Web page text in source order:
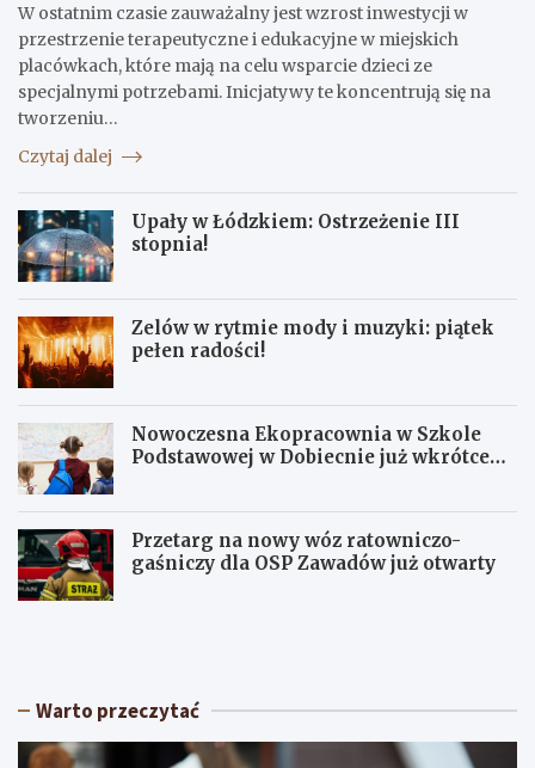
W ostatnim czasie zauważalny jest wzrost inwestycji w
przestrzenie terapeutyczne i edukacyjne w miejskich
placówkach, które mają na celu wsparcie dzieci ze
specjalnymi potrzebami. Inicjatywy te koncentrują się na
tworzeniu…
Czytaj dalej
Upały w Łódzkiem: Ostrzeżenie III
stopnia!
Zelów w rytmie mody i muzyki: piątek
pełen radości!
Nowoczesna Ekopracownia w Szkole
Podstawowej w Dobiecnie już wkrótce
Przetarg na nowy wóz ratowniczo-
gaśniczy dla OSP Zawadów już otwarty
U
w
ó
Z
w Warto przeczytać